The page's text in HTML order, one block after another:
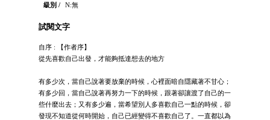
級別 /
N:無
試閱文字
自序 : 【作者序】
從先喜歡自己出發，才能夠抵達想去的地方
有多少次，當自己說著要放棄的時候，心裡面暗自隱藏著不甘心；
有多少回，當自己說著再努力一下的時候，跟著卻讓渡了自己的一
些什麼出去；又有多少遍，當希望別人多喜歡自己一點的時候，卻
發現不知道從何時開始，自己已經變得不喜歡自己了。一直都以為